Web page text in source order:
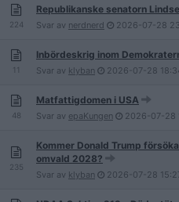
224
Republikanske senatorn
Svar av nerdnerd 2026-07-28
11
Inbördeskrig inom
Svar av klyban 2026-07-28
48
Matfattigdomen i USA
Svar av epaKungen 2026-07-28
235
Kommer Donald Trump
omvald 2028?
Svar av klyban 2026-07-28